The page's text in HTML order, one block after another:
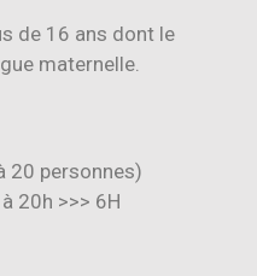
de 16 ans dont le
maternelle.
20 personnes)
20h >>> 6H